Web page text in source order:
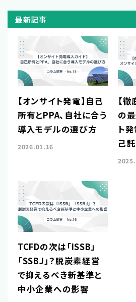
最新記事
【オンサイト発電】自己
所有とPPA、自社に合う
導入モデルの選び方
2026.01.16
【
の
ト
己
TCFDの次は「ISSB」
「SSBJ」？脱炭素経営
で抑えるべき新基準と
中小企業への影響